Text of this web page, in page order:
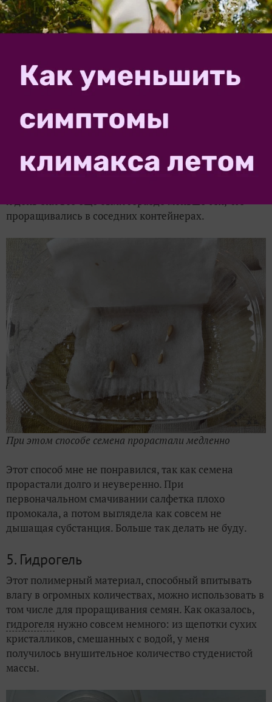
Проращивание на нетканой салфетке
В этом контейнере семена вели себя медлительно: не
хотели проклевываться одновременно с собратьями.
й день они все еще были гораздо меньше тех, что
проращивались в соседних контейнерах.
При этом способе семена прорастали медленно
Этот способ мне не понравился, так как семена
прорастали долго и неуверенно. При
первоначальном смачивании салфетка плохо
промокала, а потом выглядела как совсем не
дышащая субстанция. Больше так делать не буду.
5. Гидрогель
Этот полимерный материал, способный впитывать
влагу в огромных количествах, можно использовать в
том числе для проращивания семян. Как оказалось,
гидрогеля нужно совсем немного: из щепотки сухих
кристалликов, смешанных с водой, у меня
получилось внушительное количество студенистой
массы.